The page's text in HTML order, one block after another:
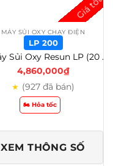
MÁY SỦI OXY CHẠY ĐIỆN
LP 200
Máy Sủi Oxy Resun LP (20 – 40 – 60 – 100 – 200) – Lựa Chọn Tốt Cho Hồ Cá Koi – LP 200
4,860,000₫
★ (927 đã bán)
🏍️ Hỏa tốc
XEM THÔNG SỐ